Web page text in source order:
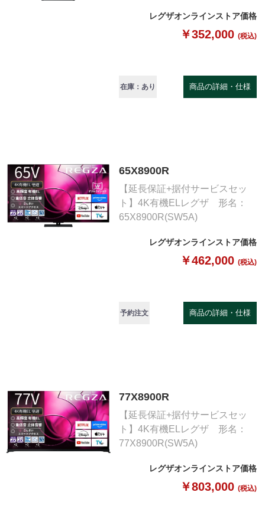
レグザオンラインストア価格
￥352,000 (税込)
在庫：あり 商品の詳細・仕様
65X8900R
【延長保証+据付サービスセッ
ト】4K有機ELレグザ 形名：
65X8900R(SW5A)
レグザオンラインストア価格
￥462,000 (税込)
予約注文 商品の詳細・仕様
77X8900R
【延長保証+据付サービスセッ
ト】4K有機ELレグザ 形名：
77X8900R(SW5A)
レグザオンラインストア価格
￥803,000 (税込)